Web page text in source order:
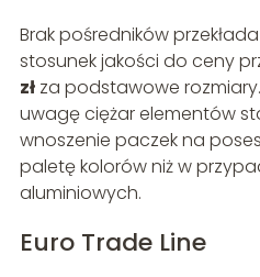
Brak pośredników
stosunek jakości do ceny
złza podstawowe
uwagę ciężar elementów
wnoszenie paczek na
paletę kolorów niż w
aluminiowych.
Euro Trade Line